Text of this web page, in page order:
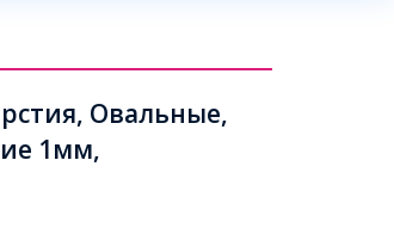
Овальные,
1мм,